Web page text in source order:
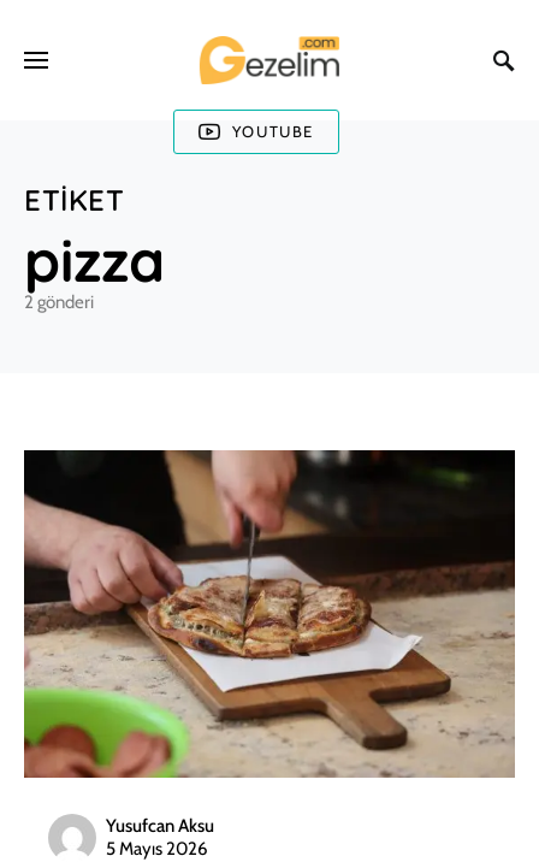
YOUTUBE
ETIKET
pizza
2 gönderi
Yusufcan Aksu
5 Mayıs 2026